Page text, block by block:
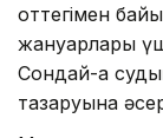
оттегімен
жануарлары
Сондай-ақ
тазаруына